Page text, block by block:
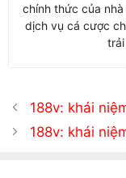
chính thức của
dịch vụ cá cược
188v: khái
188v: khái